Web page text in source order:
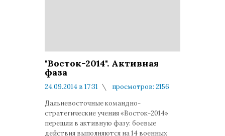
"Восток-2014". Активная
фаза
24.09.2014 в 17:31
просмотров: 2156
Дальневосточные командно-
стратегические учения «Восток-2014»
перешли в активную фазу: боевые
действия выполняются на 14 военных